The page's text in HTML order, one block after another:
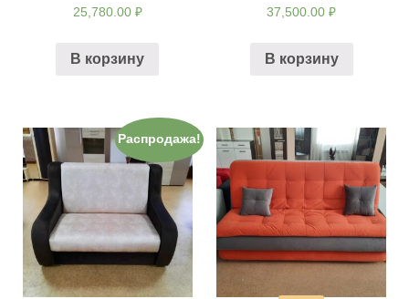
25,780.00 ₽
В корзину
37,500.00₽
В корзину
Распродажа!